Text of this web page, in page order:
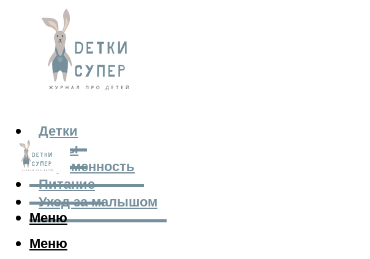
Детки
Мамы
Беременность
Питание
Уход за малышом
Меню
Меню